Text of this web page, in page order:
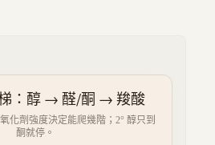
：醇 → 醛/酮 → 羧酸
化劑強度決定能爬幾階；2° 醇只到
酮就停。